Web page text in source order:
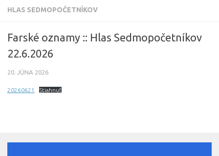
HLAS SEDMOPOČETNÍKOV
Farské oznamy :: Hlas Sedmopočetníkov
22.6.2026
20. JÚNA 2026
20260621 Stiahnuť